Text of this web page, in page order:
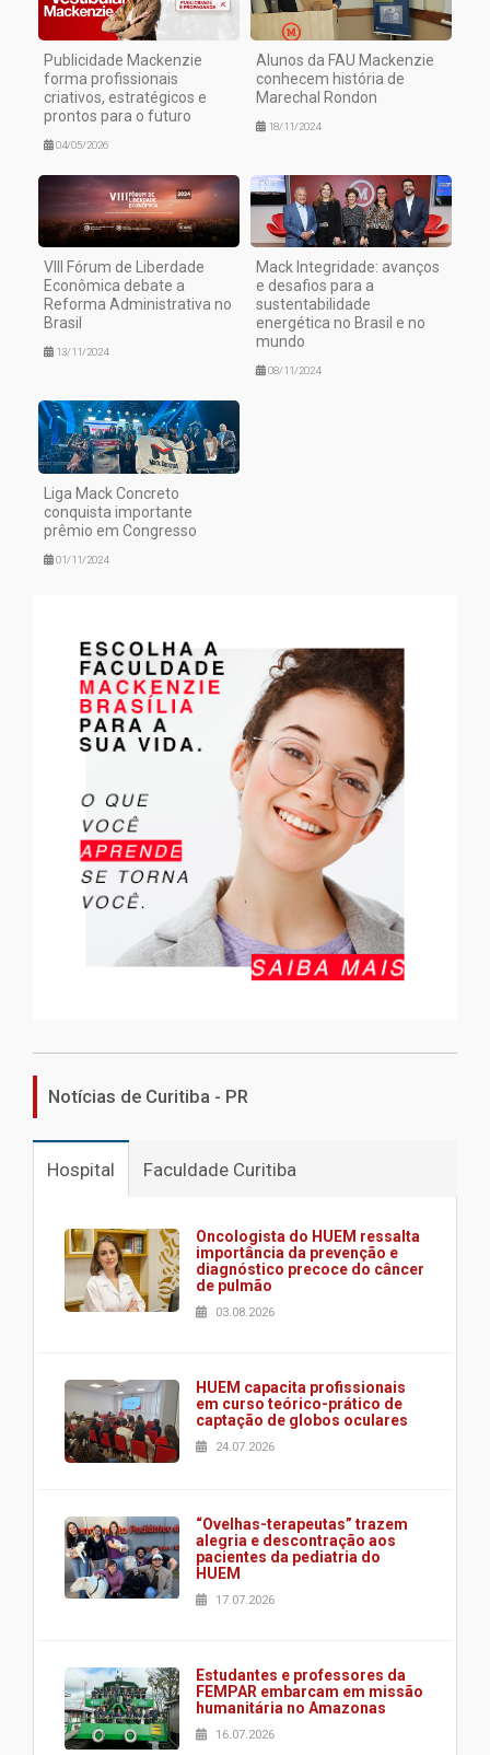
Publicidade Mackenzie
forma profissionais
criativos, estratégicos e
prontos para o futuro
04/05/2026
Alunos da FAU Mackenzie
conhecem história de
Marechal Rondon
18/11/2024
VIII Fórum de Liberdade
Econômica debate a
Reforma Administrativa no
Brasil
13/11/2024
Mack Integridade: avanços
e desafios para a
sustentabilidade
energética no Brasil e no
mundo
08/11/2024
Liga Mack Concreto
conquista importante
prêmio em Congresso
01/11/2024
Notícias de Curitiba - PR
Hospital Faculdade Curitiba
Oncologista do HUEM ressalta
importância da prevenção e
diagnóstico precoce do câncer
de pulmão
03.08.2026
HUEM capacita profissionais
em curso teórico-prático de
captação de globos oculares
24.07.2026
“Ovelhas-terapeutas” trazem
alegria e descontração aos
pacientes da pediatria do
HUEM
17.07.2026
Estudantes e professores da
FEMPAR embarcam em missão
humanitária no Amazonas
16.07.2026